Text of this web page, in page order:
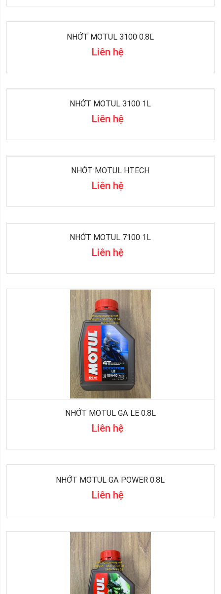
NHỚT MOTUL 3100 0.8L
Liên hệ
NHỚT MOTUL 3100 1L
Liên hệ
NHỚT MOTUL HTECH
Liên hệ
NHỚT MOTUL 7100 1L
Liên hệ
NHỚT MOTUL GA LE 0.8L
Liên hệ
NHỚT MOTUL GA POWER 0.8L
Liên hệ